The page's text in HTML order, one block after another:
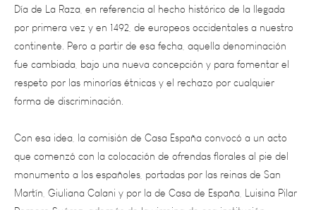
continente. Pero a partir de esa fecha, aquella denominación
fue cambiada, bajo una nueva concepción y para fomentar el
respeto por las minorías étnicas y el rechazo por cualquier
forma de discriminación.
Con esa idea, la comisión de Casa España convocó a un acto
que comenzó con la colocación de ofrendas florales al pie del
monumento a los españoles, portadas por las reinas de San
Martín, Giuliana Calani y por la de Casa de España, Luisina Pilar
Romero Suárez, además de la virreina de esa institución,